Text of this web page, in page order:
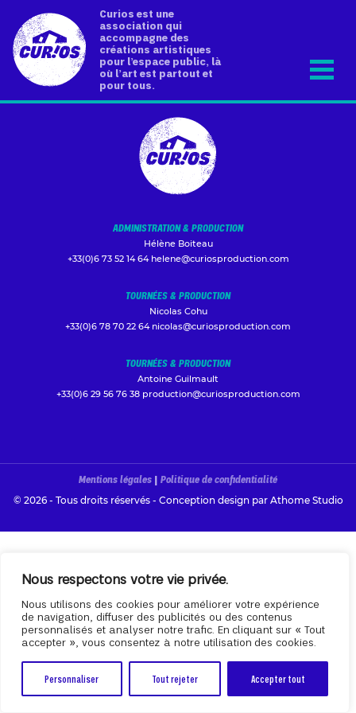
Nous respectons votre vie privée.
Nous utilisons des cookies pour améliorer votre expérience
de navigation, diffuser des publicités ou des contenus
personnalisés et analyser notre trafic. En cliquant sur « Tout
accepter », vous consentez à notre utilisation des cookies.
Personnaliser Tout rejeter Accepter tout
Curios est une
association qui
accompagne des
créations artistiques
pour l’espace public, là
où l’art est partout et
pour tous.
ADMINISTRATION & PRODUCTION
Hélène Boiteau
+33(0)6 73 52 14 64 helene@curiosproduction.com
TOURNÉES & PRODUCTION
Nicolas Cohu
+33(0)6 78 70 22 64 nicolas@curiosproduction.com
TOURNÉES & PRODUCTION
Antoine Guilmault
+33(0)6 29 56 76 38 production@curiosproduction.com
Mentions légales | Politique de confidentialité
© 2026 - Tous droits réservés - Conception design par Athome Studio